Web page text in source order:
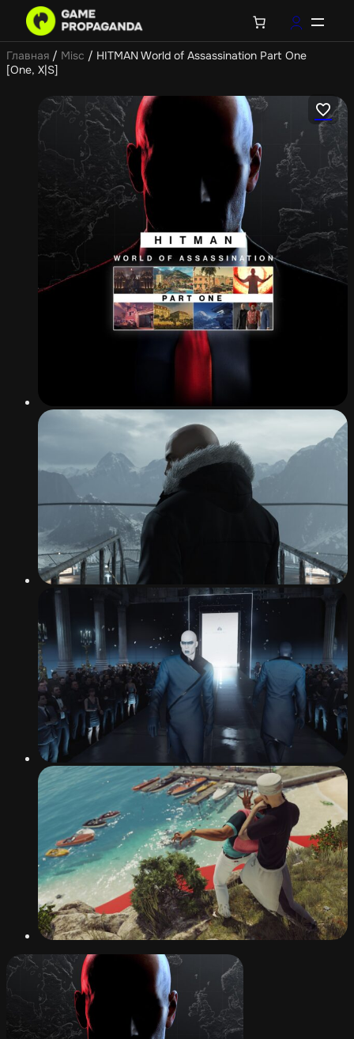
Главная / Misc / HITMAN World of Assassination Part One
[One, X|S]